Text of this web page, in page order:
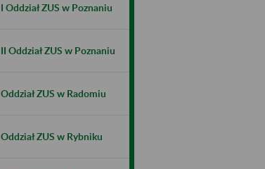
I Oddział ZUS w Poznaniu
II Oddział ZUS w Poznaniu
Oddział ZUS w Radomiu
Oddział ZUS w Rybniku